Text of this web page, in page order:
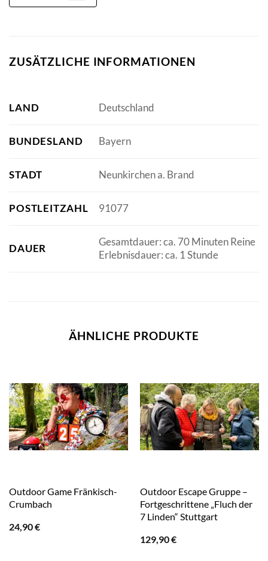
ZUSÄTZLICHE INFORMATIONEN
LAND Deutschland
BUNDESLAND Bayern
STADT Neunkirchen a. Brand
POSTLEITZAHL 91077
DAUER
Gesamtdauer: ca. 70 Minuten Reine
Erlebnisdauer: ca. 1 Stunde
ÄHNLICHE PRODUKTE
Outdoor Game Fränkisch-
Crumbach
24,90€
Outdoor Escape Gruppe –
Fortgeschrittene „Fluch der
7 Linden“ Stuttgart
129,90€